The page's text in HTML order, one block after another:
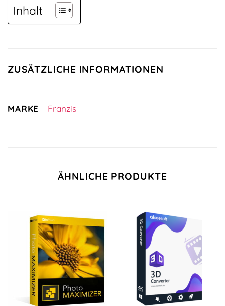
Inhalt
ZUSÄTZLICHE INFORMATIONEN
MARKE Franzis
ÄHNLICHE PRODUKTE